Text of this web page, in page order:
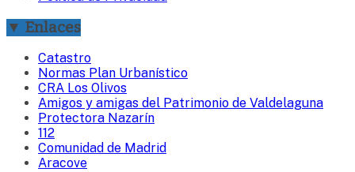
▼ Enlaces
Catastro
Normas Plan Urbanístico
CRA Los Olivos
Amigos y amigas del Patrimonio de Valdelaguna
Protectora Nazarín
112
Comunidad de Madrid
Aracove